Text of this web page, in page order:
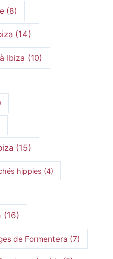
(8)
(14)
Ibiza (10)
(15)
hippies (4)
(16)
de Formentera (7)